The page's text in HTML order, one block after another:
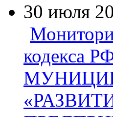
30 июля
кодекса